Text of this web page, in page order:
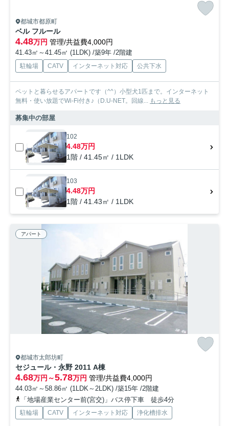
都城市都原町
ベル フルール
4.48万円 管理/共益費4,000円
41.43㎡～41.45㎡ (1LDK) /築9年 /2階建
駐輪場 CATV インターネット対応 公共下水
ペットと暮らせるアパートです（^^）小型犬1匹まで。インターネット
無料・使い放題でWi-Fi付き♪（D.U-NET。回線... もっと見る
募集中の部屋
102
4.48万円
1階 / 41.45㎡ / 1LDK
103
4.48万円
1階 / 41.43㎡ / 1LDK
アパート
都城市太郎坊町
セジュール・永野 2011 A棟
4.68万円～5.78万円 管理/共益費4,000円
44.03㎡～58.86㎡ (1LDK～2LDK) /築15年 /2階建
「地場産業センター前(宮交)」バス停下車 徒歩4分
駐輪場 CATV インターネット対応 浄化槽排水